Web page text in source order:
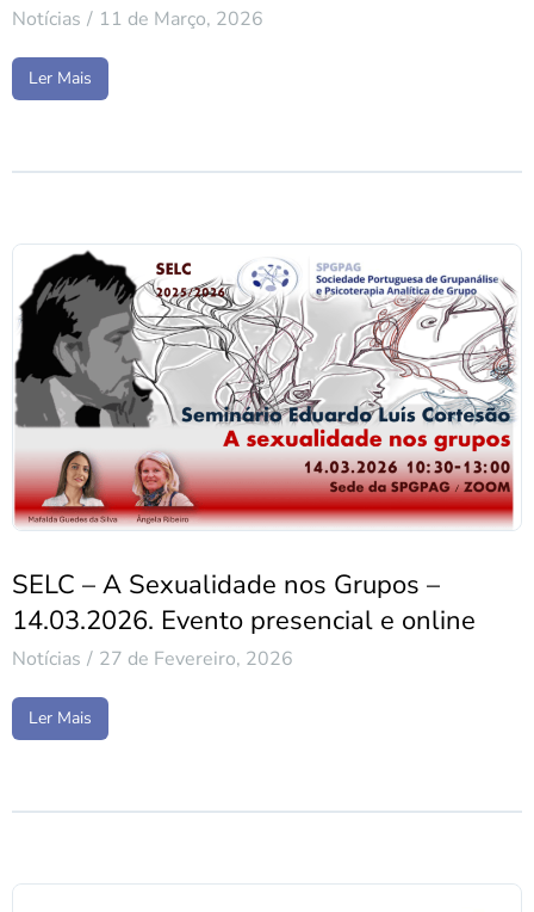
Notícias 11 de Março, 2026
Ler Mais
SELC – A Sexualidade nos Grupos –
14.03.2026. Evento presencial e online
Notícias 27 de Fevereiro, 2026
Ler Mais